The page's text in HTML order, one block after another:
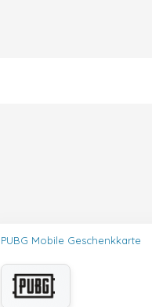
PUBG Mobile Geschenkkarte